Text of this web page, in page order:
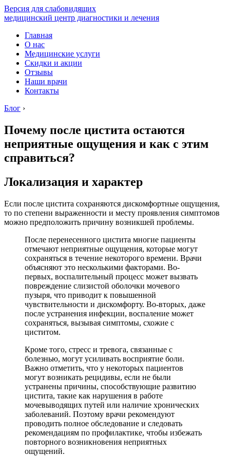
Версия для слабовидящих
медицинский центр диагностики и лечения
Главная
О нас
Медицинские услуги
Скидки и акции
Отзывы
Наши врачи
Контакты
Блог ›
Почему после цистита остаются
неприятные ощущения и как с этим
справиться?
Локализация и характер
Если после цистита сохраняются дискомфортные ощущения,
то по степени выраженности и месту проявления симптомов
можно предположить причину возникшей проблемы.
После перенесенного цистита многие пациенты
отмечают неприятные ощущения, которые могут
сохраняться в течение некоторого времени. Врачи
объясняют это несколькими факторами. Во-
первых, воспалительный процесс может вызвать
повреждение слизистой оболочки мочевого
пузыря, что приводит к повышенной
чувствительности и дискомфорту. Во-вторых, даже
после устранения инфекции, воспаление может
сохраняться, вызывая симптомы, схожие с
циститом.
Кроме того, стресс и тревога, связанные с
болезнью, могут усиливать восприятие боли.
Важно отметить, что у некоторых пациентов
могут возникать рецидивы, если не были
устранены причины, способствующие развитию
цистита, такие как нарушения в работе
мочевыводящих путей или наличие хронических
заболеваний. Поэтому врачи рекомендуют
проводить полное обследование и следовать
рекомендациям по профилактике, чтобы избежать
повторного возникновения неприятных
ощущений.